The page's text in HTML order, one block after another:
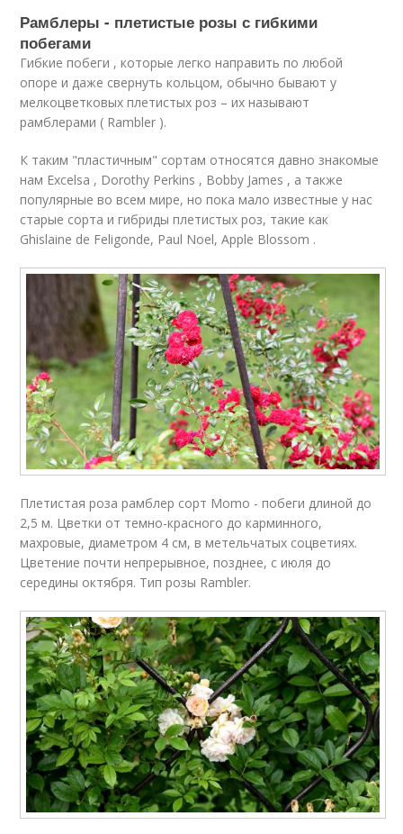
Рамблеры - плетистые розы с гибкими
побегами
Гибкие побеги , которые легко направить по любой
опоре и даже свернуть кольцом, обычно бывают у
мелкоцветковых плетистых роз – их называют
рамблерами ( Rambler ).
К таким "пластичным" сортам относятся давно знакомые
нам Excelsa , Dorothy Perkins , Bobby James , а также
популярные во всем мире, но пока мало известные у нас
старые сорта и гибриды плетистых роз, такие как
Ghislaine de Feligonde, Paul Noel, Apple Blossom .
Плетистая роза рамблер сорт Momo - побеги длиной до
2,5 м. Цветки от темно-красного до карминного,
махровые, диаметром 4 см, в метельчатых соцветиях.
Цветение почти непрерывное, позднее, с июля до
середины октября. Тип розы Rambler.